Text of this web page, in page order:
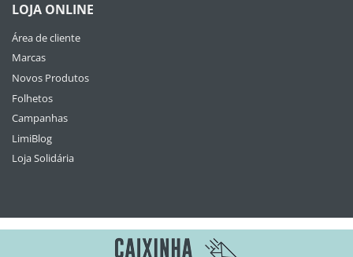
LOJA ONLINE
Área de cliente
Marcas
Novos Produtos
Folhetos
Campanhas
LimiBlog
Loja Solidária